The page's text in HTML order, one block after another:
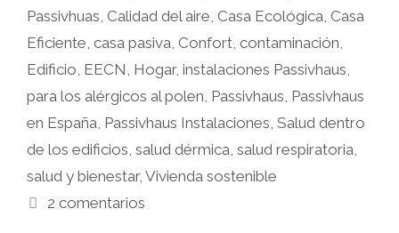
Passivhuas, Calidad del aire, Casa Ecológica, Casa
Eficiente, casa pasiva, Confort, contaminación,
Edificio, EECN, Hogar, instalaciones Passivhaus,
para los alérgicos al polen, Passivhaus, Passivhaus
en España, Passivhaus Instalaciones, Salud dentro
de los edificios, salud dérmica, salud respiratoria,
salud y bienestar, Vivienda sostenible
2 comentarios